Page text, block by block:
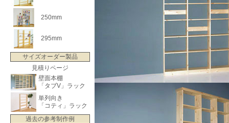
250mm
295mm
サイズオーダー製品
見積りページ
壁面本棚
「タブV」ラック
単列向き
「コティ」ラック
過去の参考制作例